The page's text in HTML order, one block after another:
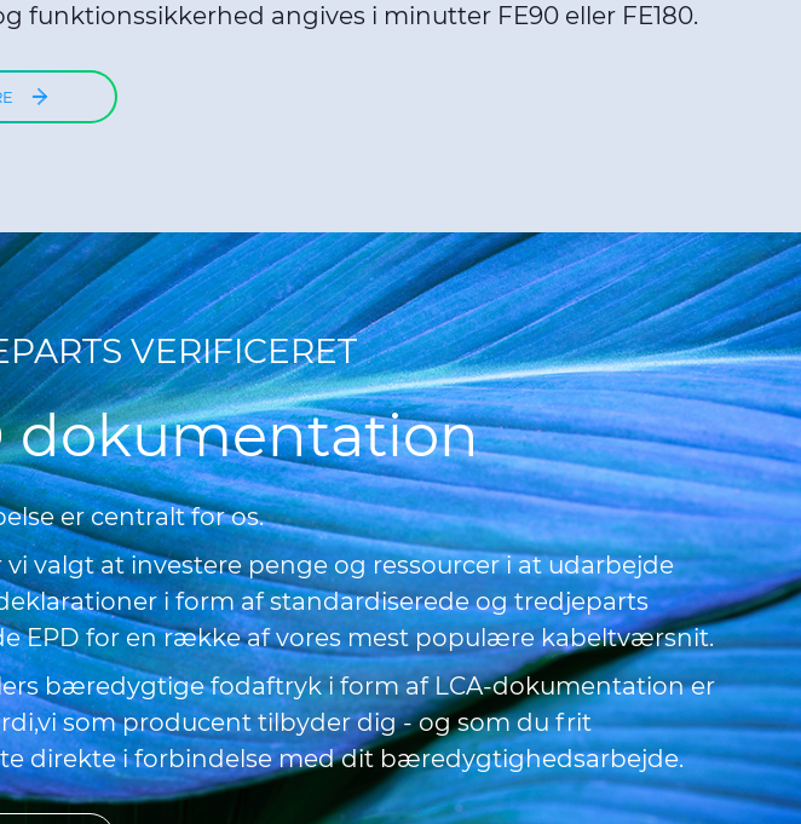
funktionssikkerhed angives i minutter FE90 eller FE180.
VERIFICERET
dokumentation
er centralt for os.
valgt at investere penge og ressourcer i at udarbejde
i form af standardiserede og tredjeparts
EPD for en række af vores mest populære kabeltværsnit.
bæredygtige fodaftryk i form af LCA-dokumentation er
som producent tilbyder dig - og som du frit
direkte i forbindelse med dit bæredygtighedsarbejde.